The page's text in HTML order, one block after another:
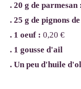
. 20 g de parmesan:
. 25 g de pignons
. 1 oeuf : 0,20 €
. 1 gousse d'ail
. Un peu d'huile